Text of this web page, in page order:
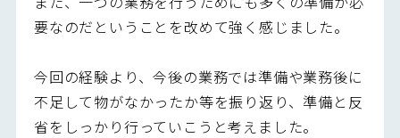
要なのだということを改めて強く感じました。
今回の経験より、今後の業務では準備や業務後に
不足して物がなかったか等を振り返り、準備と反
省をしっかり行っていこうと考えました。